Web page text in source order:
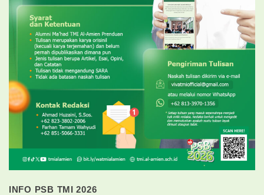
INFO PSB TMI 2026